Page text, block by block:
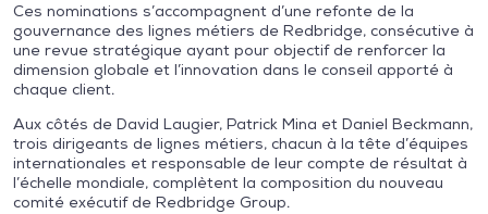
Ces nominations s’accompagnent d’une refonte de la
gouvernance des lignes métiers de Redbridge, consécutive à
une revue stratégique ayant pour objectif de renforcer la
dimension globale et l’innovation dans le conseil apporté à
chaque client.
Aux côtés de David Laugier, Patrick Mina et Daniel Beckmann,
trois dirigeants de lignes métiers, chacun à la tête d’équipes
internationales et responsable de leur compte de résultat à
l’échelle mondiale, complètent la composition du nouveau
comité exécutif de Redbridge Group.